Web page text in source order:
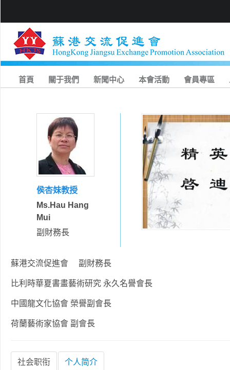
首頁 關于我們 新聞中心 本會活動 會員專區
侯杏妹教授
Ms.Hau Hang
Mui
副財務長
蘇港交流促進會 副財務長
比利時華夏書畫藝術研究 永久名譽會長
中國龍文化協會 榮譽副會長
荷蘭藝術家協會 副會長
社会职衔 个人简介